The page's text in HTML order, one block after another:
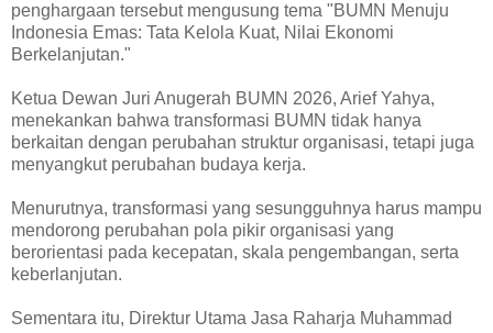
penghargaan tersebut mengusung tema "BUMN Menuju
Indonesia Emas: Tata Kelola Kuat, Nilai Ekonomi
Berkelanjutan."
Ketua Dewan Juri Anugerah BUMN 2026, Arief Yahya,
menekankan bahwa transformasi BUMN tidak hanya
berkaitan dengan perubahan struktur organisasi, tetapi juga
menyangkut perubahan budaya kerja.
Menurutnya, transformasi yang sesungguhnya harus mampu
mendorong perubahan pola pikir organisasi yang
berorientasi pada kecepatan, skala pengembangan, serta
keberlanjutan.
Sementara itu, Direktur Utama Jasa Raharja Muhammad